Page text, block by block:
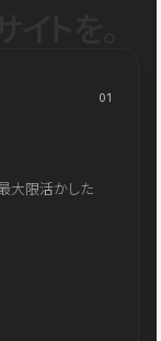
01
大限活かした